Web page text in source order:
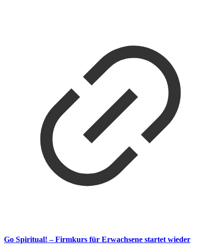
Go Spiritual! – Firmkurs für Erwachsene startet wieder